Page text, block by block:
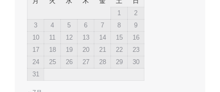
1
2
3
4 5 6 7 8
9
10
11 12 13 14 15
16
17
18 19 20 21 22
23
24
25 26 27 28 29
30
31